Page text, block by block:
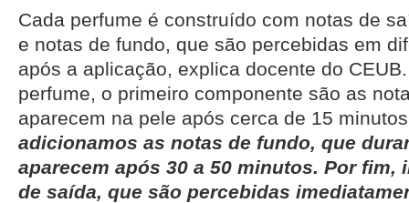
Cada perfume é construído com notas de
e notas de fundo, que são percebidas em
após a aplicação, explica docente do
perfume, o primeiro componente são as
aparecem na pele após cerca de 15
adicionamos as notas de fundo, que
aparecem após 30 a 50 minutos. Por fim,
de saída, que são percebidas